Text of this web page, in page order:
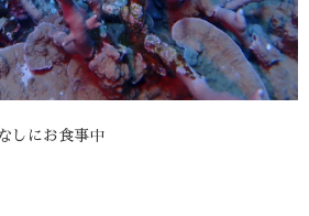
しにお食事中